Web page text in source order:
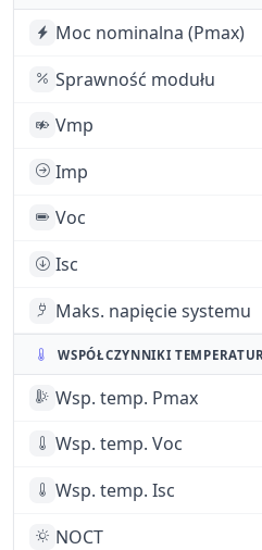
Moc nominalna (Pmax)
Sprawność modułu
Vmp
Imp
Voc
Isc
Maks. napięcie systemu
WSPÓŁCZYNNIKI
Wsp. temp. Pmax
Wsp. temp. Voc
Wsp. temp. Isc
NOCT